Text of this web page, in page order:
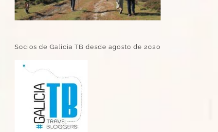
Socios de Galicia TB desde agosto de 2020